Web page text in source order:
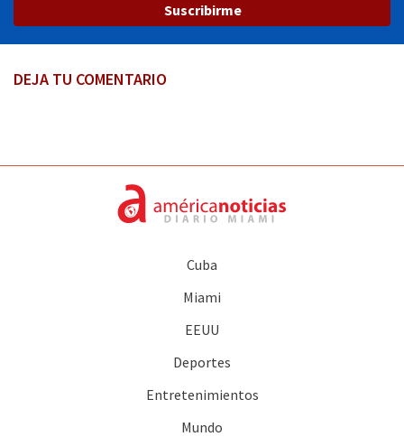
Suscribirme
DEJA TU COMENTARIO
Cuba
Miami
EEUU
Deportes
Entretenimientos
Mundo